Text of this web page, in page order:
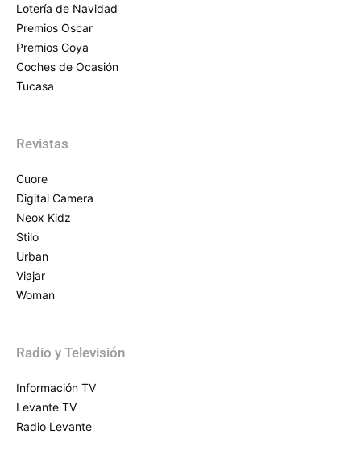
Lotería de Navidad
Premios Oscar
Premios Goya
Coches de Ocasión
Tucasa
Revistas
Cuore
Digital Camera
Neox Kidz
Stilo
Urban
Viajar
Woman
Radio y Televisión
Información TV
Levante TV
Radio Levante